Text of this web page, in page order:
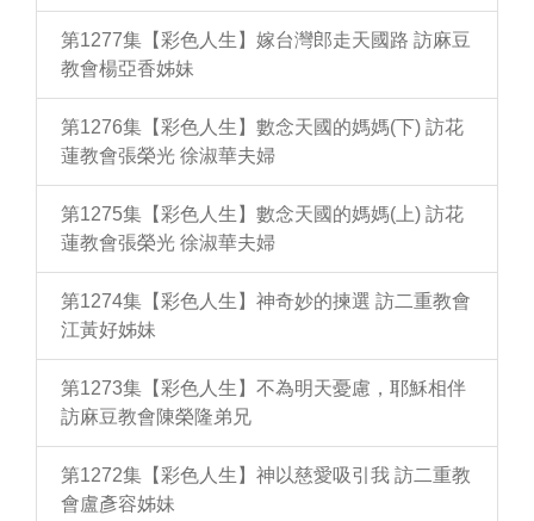
第1277集【彩色人生】嫁台灣郎走天國路 訪麻豆
教會楊亞香姊妹
第1276集【彩色人生】數念天國的媽媽(下) 訪花
蓮教會張榮光 徐淑華夫婦
第1275集【彩色人生】數念天國的媽媽(上) 訪花
蓮教會張榮光 徐淑華夫婦
第1274集【彩色人生】神奇妙的揀選 訪二重教會
江黃好姊妹
第1273集【彩色人生】不為明天憂慮，耶穌相伴
訪麻豆教會陳榮隆弟兄
第1272集【彩色人生】神以慈愛吸引我 訪二重教
會盧彥容姊妹